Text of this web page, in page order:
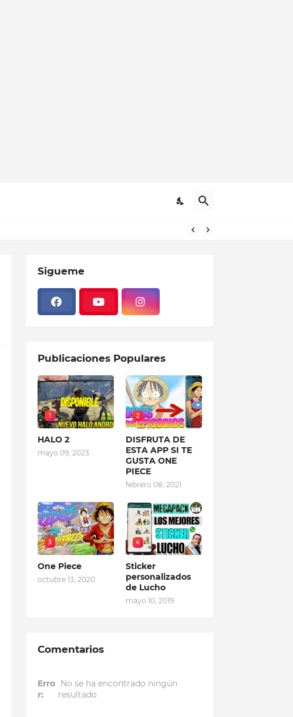
Sigueme
Publicaciones Populares
1
HALO 2
mayo 09, 2023
2
DISFRUTA DE
ESTA APP SI TE
GUSTA ONE
PIECE
febrero 08, 2021
3
One Piece
octubre 13, 2020
4
Sticker
personalizados
de Lucho
mayo 10, 2019
Comentarios
Erro
r:
No se ha encontrado ningún
resultado